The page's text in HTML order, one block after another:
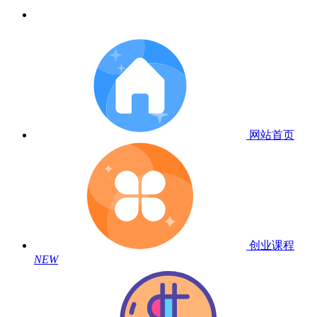
网站首页
创业课程
NEW